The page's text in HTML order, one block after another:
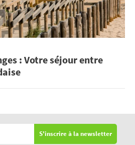
: Votre séjour entre
S'inscrire à la newsletter